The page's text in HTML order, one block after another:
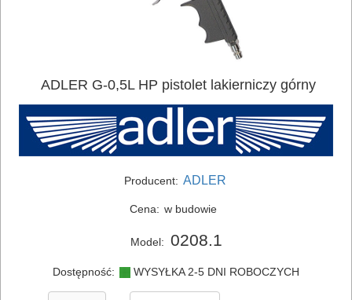
ELEKTRONARZĘDZIA
ELEKTRONARZĘDZIA
AKUMULATOROWE
OSPRZĘT
ADLER G-0,5L HP pistolet lakierniczy górny
Producent: ADLER
Cena: w budowie
Model: 0208.1
Dostępność: WYSYŁKA 2-5 DNI ROBOCZYCH